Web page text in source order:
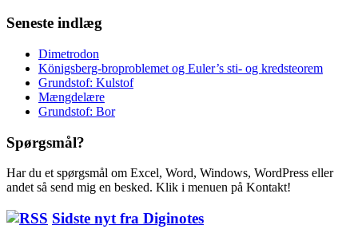
Seneste indlæg
Dimetrodon
Königsberg-broproblemet og Euler’s sti- og kredsteorem
Grundstof: Kulstof
Mængdelære
Grundstof: Bor
Spørgsmål?
Har du et spørgsmål om Excel, Word, Windows, WordPress eller
andet så send mig en besked. Klik i menuen på Kontakt!
Sidste nyt fra Diginotes